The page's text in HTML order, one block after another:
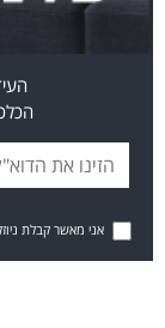
אני מאשר קבלת